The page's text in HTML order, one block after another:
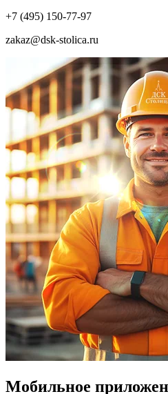
+7 (495) 150-77-97
zakaz@dsk-stolica.ru
Мобильное